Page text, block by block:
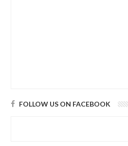
FOLLOW US ON FACEBOOK